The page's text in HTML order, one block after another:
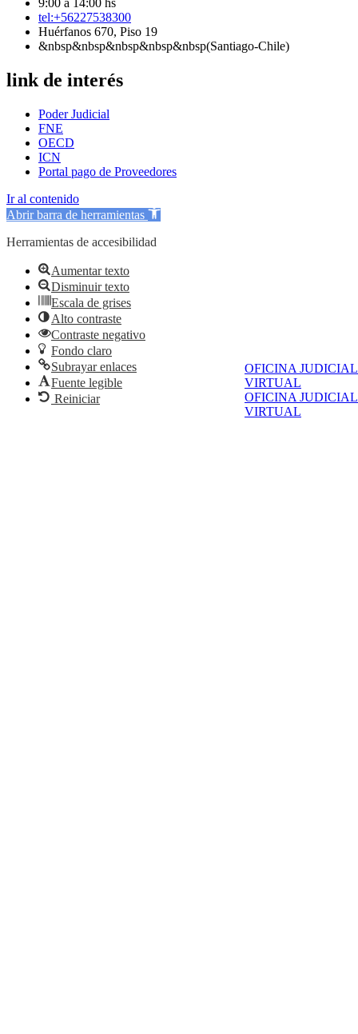
OFICINA JUDICIAL
VIRTUAL
OFICINA JUDICIAL
VIRTUAL
9:00 a 14:00 hs
tel:+56227538300
Huérfanos 670, Piso 19
&nbsp&nbsp&nbsp&nbsp&nbsp(Santiago-Chile)
link de interés
Poder Judicial
FNE
OECD
ICN
Portal pago de Proveedores
Ir al contenido
Abrir barra de herramientas
Herramientas de accesibilidad
Aumentar texto
Disminuir texto
Escala de grises
Alto contraste
Contraste negativo
Fondo claro
Subrayar enlaces
Fuente legible
Reiniciar